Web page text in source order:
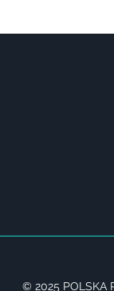
© 2025 POLSKA